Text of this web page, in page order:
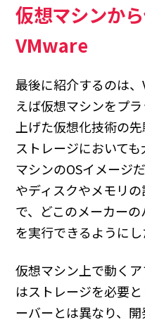
仮想マシンか
VMware
最後に紹介するのは
えば仮想マシンをプ
上げた仮想化技術の
ストレージにおいて
マシンのOSイメージ
やディスクやメモリ
で、どこのメーカー
を実行できるようにし
仮想マシン上で動く
はストレージを必要
ーバーとは異なり、